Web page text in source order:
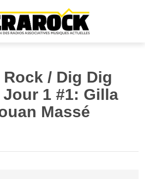
au contenu principal
/ Dig Dig
1 #1: Gilla
Massé